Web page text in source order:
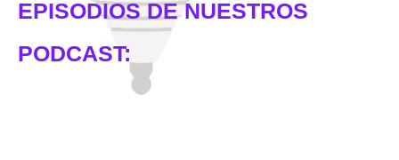
EPISODIOS DE NUESTROS
PODCAST: